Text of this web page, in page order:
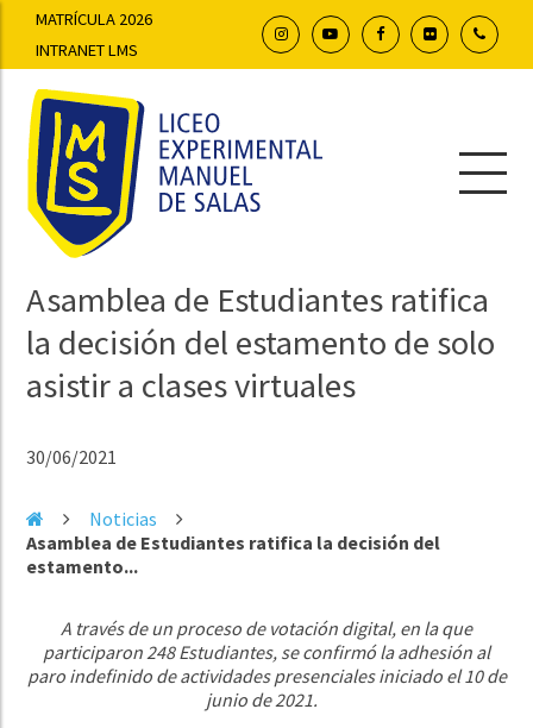
MATRÍCULA 2026
INTRANET LMS
Asamblea de Estudiantes ratifica
la decisión del estamento de solo
asistir a clases virtuales
30/06/2021
Noticias
Asamblea de Estudiantes ratifica la decisión del
estamento...
A través de un proceso de votación digital, en la que
participaron 248 Estudiantes, se confirmó la adhesión al
paro indefinido de actividades presenciales iniciado el 10 de
junio de 2021.